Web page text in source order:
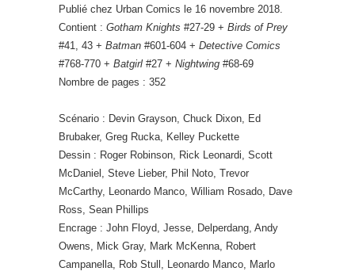
Publié chez Urban Comics le 16 novembre 2018.
Contient : Gotham Knights #27-29 + Birds of Prey
#41, 43 + Batman #601-604 + Detective Comics
#768-770 + Batgirl #27 + Nightwing #68-69
Nombre de pages : 352
Scénario : Devin Grayson, Chuck Dixon, Ed
Brubaker, Greg Rucka, Kelley Puckette
Dessin : Roger Robinson, Rick Leonardi, Scott
McDaniel, Steve Lieber, Phil Noto, Trevor
McCarthy, Leonardo Manco, William Rosado, Dave
Ross, Sean Phillips
Encrage : John Floyd, Jesse, Delperdang, Andy
Owens, Mick Gray, Mark McKenna, Robert
Campanella, Rob Stull, Leonardo Manco, Marlo